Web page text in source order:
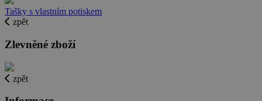
Tašky s vlastním potiskem
zpět
Zlevněné zboží
zpět